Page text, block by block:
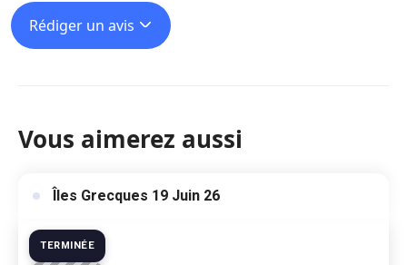
Rédiger un avis
Vous aimerez aussi
Îles Grecques 19 Juin 26
TERMINÉE